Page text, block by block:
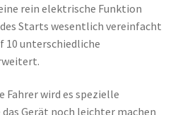
rein elektrische Funktion
Starts wesentlich vereinfacht
10 unterschiedliche
Fahrer wird es spezielle
Gerät noch leichter machen